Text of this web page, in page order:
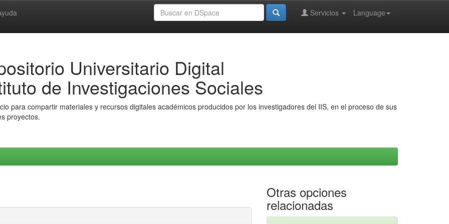
Language
Servicios
Universitario Digital
de Investigaciones Sociales
para compartir materiales y recursos digitales académicos producidos por los investigadores del IIS, en el proceso de sus
proyectos.
Otras opciones
relacionadas